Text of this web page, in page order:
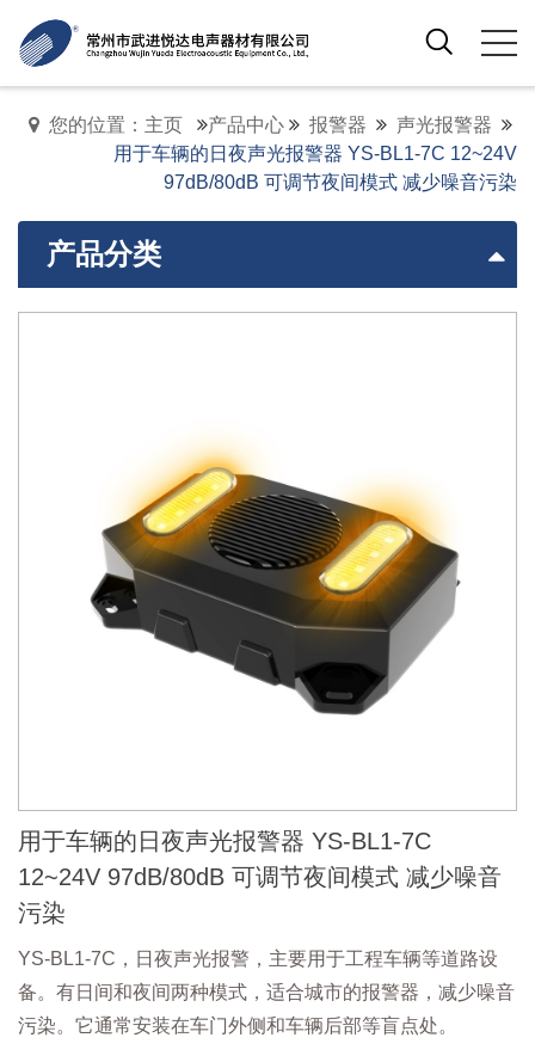
您的位置：主页 产品中心 报警器
声光报警器
用于车辆的日夜声光报警器 YS-BL1-7C 12~24V
97dB/80dB 可调节夜间模式 减少噪音污染
产品分类
用于车辆的日夜声光报警器 YS-BL1-7C
12~24V 97dB/80dB 可调节夜间模式 减少噪音
污染
YS-BL1-7C，日夜声光报警，主要用于工程车辆等道路设
备。有日间和夜间两种模式，适合城市的报警器，减少噪音
污染。它通常安装在车门外侧和车辆后部等盲点处。